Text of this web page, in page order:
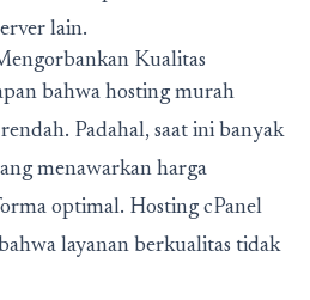
lain.
Kualitas
bahwa hosting murah
Padahal, saat ini banyak
menawarkan harga
optimal. Hosting cPanel
layanan berkualitas tidak